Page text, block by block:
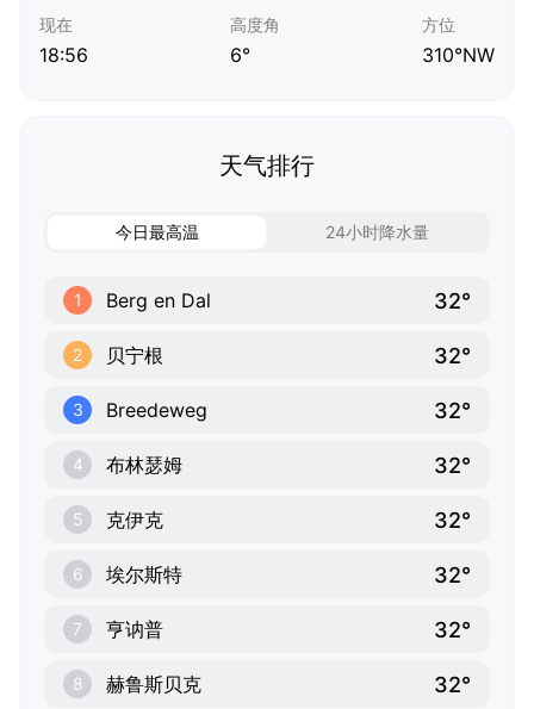
现在
18:56
高度角
6°
方位
310°NW
天气排行
今日最高温 24小时降水量
1 Berg en Dal 32°
2 贝宁根 32°
3 Breedeweg 32°
4 布林瑟姆 32°
5 克伊克 32°
6 埃尔斯特 32°
7 亨讷普 32°
8 赫鲁斯贝克 32°